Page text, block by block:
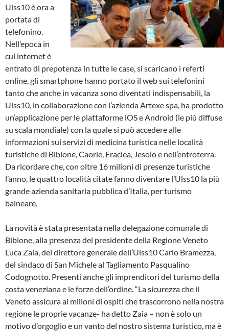
Ulss10 è ora a
portata di
telefonino.
Nell’epoca in
cui internet è
entrato di prepotenza in tutte le case, si scaricano i referti
online, gli smartphone hanno portato il web sui telefonini
tanto che anche in vacanza sono diventati indispensabili, la
Ulss10, in collaborazione con l’azienda Artexe spa, ha prodotto
un’applicazione per le piattaforme iOS e Android (le più diffuse
su scala mondiale) con la quale si può accedere alle
informazioni sui servizi di medicina turistica nelle località
turistiche di Bibione, Caorle, Eraclea, Jesolo e nell’entroterra.
Da ricordare che, con oltre 16 milioni di presenze turistiche
l’anno, le quattro località citate fanno diventare l’Ulss10 la più
grande azienda sanitaria pubblica d’Italia, per turismo
balneare.
La novità è stata presentata nella delegazione comunale di
Bibione, alla presenza del presidente della Regione Veneto
Luca Zaia, del direttore generale dell’Ulss10 Carlo Bramezza,
del sindaco di San Michele al Tagliamento Pasqualino
Codognotto. Presenti anche gli imprenditori del turismo della
costa veneziana e le forze dell’ordine. “La sicurezza che il
Veneto assicura ai milioni di ospiti che trascorrono nella nostra
regione le proprie vacanze- ha detto Zaia – non è solo un
motivo d’orgoglio e un vanto del nostro sistema turistico, ma è